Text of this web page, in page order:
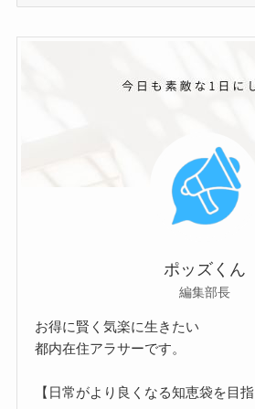
ポッズくん
編集部長
お得に賢く気楽に生きたい
都内在住アラサーです。
【日常がより良くなる知恵袋を目指